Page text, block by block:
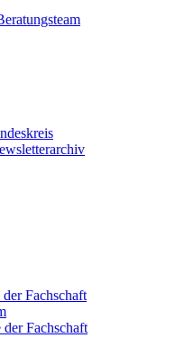
der Fachschaft
Fachschaft